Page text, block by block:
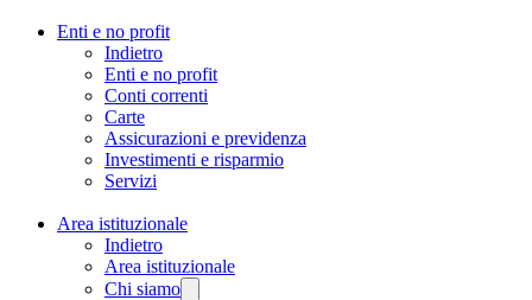
Enti e no profit
Indietro
Enti e no profit
Conti correnti
Carte
Assicurazioni e previdenza
Investimenti e risparmio
Servizi
Area istituzionale
Indietro
Area istituzionale
Chi siamo